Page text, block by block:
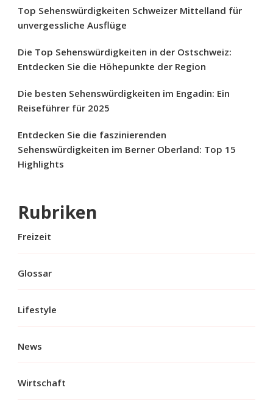
Top Sehenswürdigkeiten Schweizer Mittelland für
unvergessliche Ausflüge
Die Top Sehenswürdigkeiten in der Ostschweiz:
Entdecken Sie die Höhepunkte der Region
Die besten Sehenswürdigkeiten im Engadin: Ein
Reiseführer für 2025
Entdecken Sie die faszinierenden
Sehenswürdigkeiten im Berner Oberland: Top 15
Highlights
Rubriken
Freizeit
Glossar
Lifestyle
News
Wirtschaft